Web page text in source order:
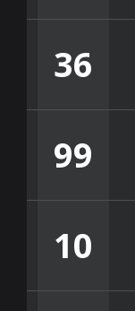
36
99
10